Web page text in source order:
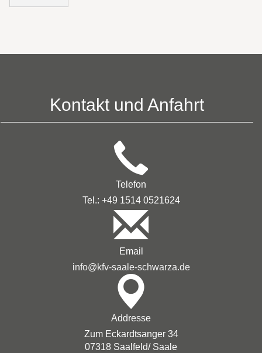
Kontakt und Anfahrt
Telefon
Tel.: +49 1514 0521624
Email
info@kfv-saale-schwarza.de
Addresse
Zum Eckardtsanger 34
07318 Saalfeld/ Saale